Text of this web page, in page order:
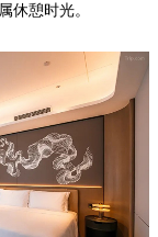
休憩时光。